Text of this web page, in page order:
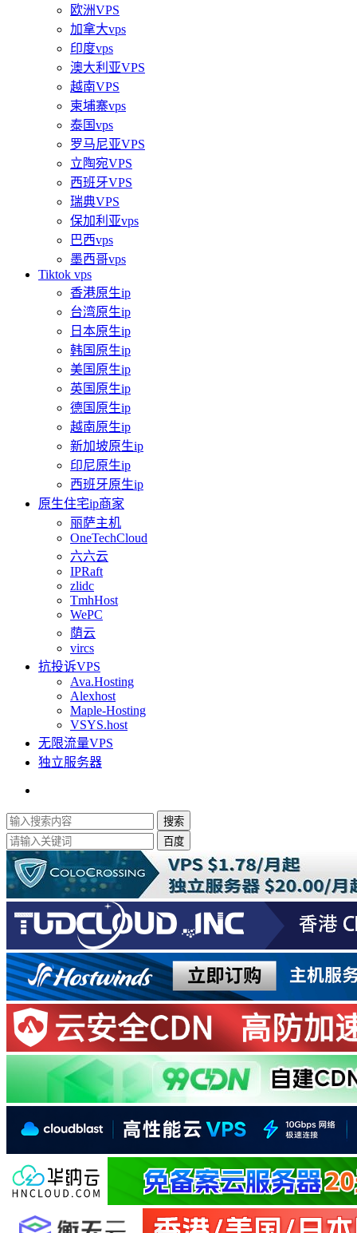
欧洲VPS
加拿大vps
印度vps
澳大利亚VPS
越南VPS
柬埔寨vps
泰国vps
罗马尼亚VPS
立陶宛VPS
西班牙VPS
瑞典VPS
保加利亚vps
巴西vps
墨西哥vps
Tiktok vps
香港原生ip
台湾原生ip
日本原生ip
韩国原生ip
美国原生ip
英国原生ip
德国原生ip
越南原生ip
新加坡原生ip
印尼原生ip
西班牙原生ip
原生住宅ip商家
丽萨主机
OneTechCloud
六六云
IPRaft
zlidc
TmhHost
WePC
荫云
vircs
抗投诉VPS
Ava.Hosting
Alexhost
Maple-Hosting
VSYS.host
无限流量VPS
独立服务器